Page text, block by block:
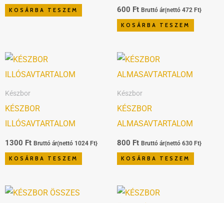
KOSÁRBA TESZEM 600 Ft Bruttó ár(nettó 472 Ft}
KOSÁRBA TESZEM
Készbor
KÉSZBOR
ILLÓSAVTARTALOM
1300 Ft Bruttó ár(nettó 1024 Ft}
KOSÁRBA TESZEM
Készbor
KÉSZBOR
ALMASAVTARTALOM
800 Ft Bruttó ár(nettó 630 Ft}
KOSÁRBA TESZEM